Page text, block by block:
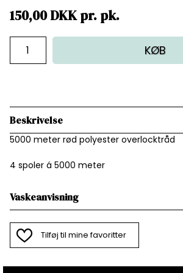
150,00DKKpr. pk.
KØB
Beskrivelse
5000 meter rød polyester overlocktråd
4 spoler á 5000 meter
Vaskeanvisning
Tilføj til mine favoritter